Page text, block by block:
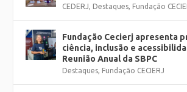
CEDERJ, Destaques, Fundação
Fundação Cecierj apresenta
ciência, inclusão e
Reunião Anual da SBPC
Destaques, Fundação CECIERJ